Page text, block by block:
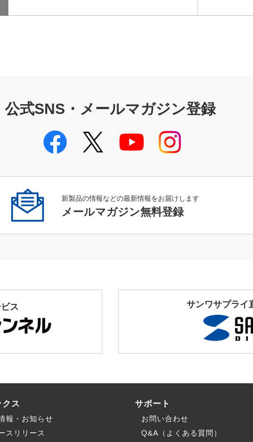
公式SNS・メールマガジン登録
新製品の情報などの最新情報をお届けします
メールマガジン無料登録
ス サンワサプライ
クス
報・お知らせ
スリリース
サポート
お問い合わせ
Q&A（よくある質問）